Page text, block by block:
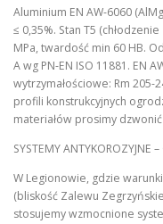
Aluminium EN AW-6060
≤ 0,35%. Stan T5
MPa, twardość min 60 HB.
A wg PN-EN ISO 11881. EN
wytrzymałościowe: Rm 205-
profili konstrukcyjnych
materiałów prosimy dzwonić
SYSTEMY ANTYKOROZYJNE
W Legionowie, gdzie
(bliskość Zalewu
stosujemy wzmocnione